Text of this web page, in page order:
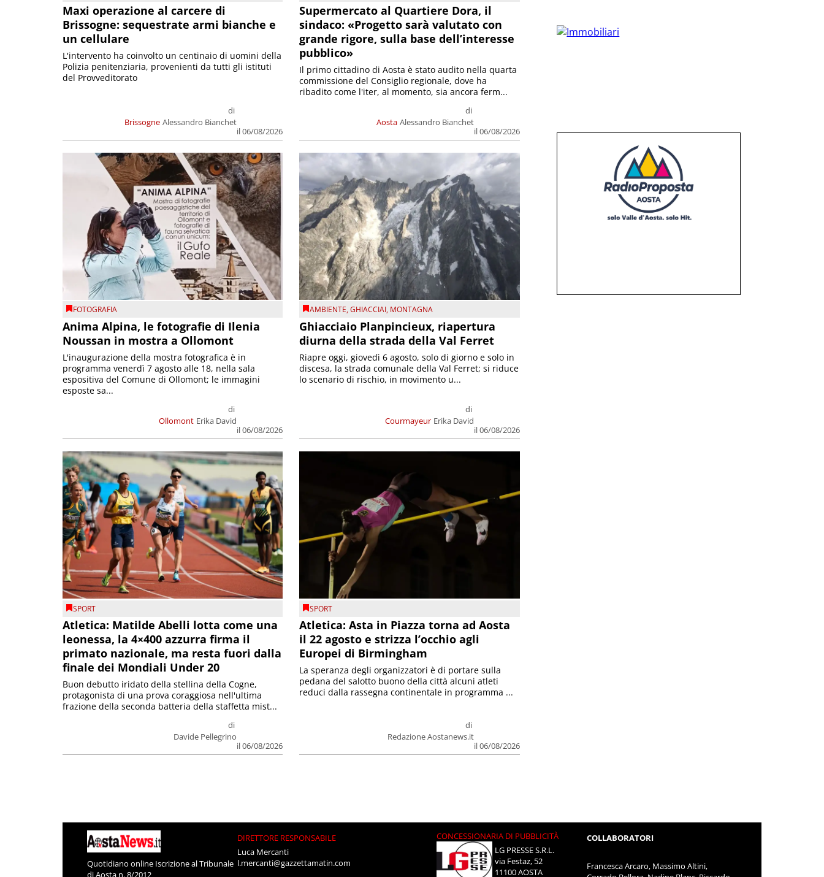
Maxi operazione al carcere di
Brissogne: sequestrate armi bianche e
un cellulare
Brissogne
di
Alessandro Bianchet
il 06/08/2026
L'intervento ha coinvolto un centinaio di uomini della
Polizia penitenziaria, provenienti da tutti gli istituti
del Provveditorato
Supermercato al Quartiere Dora, il
sindaco: «Progetto sarà valutato con
grande rigore, sulla base dell’interesse
pubblico»
Aosta
di
Alessandro Bianchet
il 06/08/2026
Il primo cittadino di Aosta è stato audito nella quarta
commissione del Consiglio regionale, dove ha
ribadito come l'iter, al momento, sia ancora ferm...
FOTOGRAFIA
Anima Alpina, le fotografie di Ilenia
Noussan in mostra a Ollomont
Ollomont
di
Erika David
il 06/08/2026
L'inaugurazione della mostra fotografica è in
programma venerdì 7 agosto alle 18, nella sala
espositiva del Comune di Ollomont; le immagini
esposte sa...
AMBIENTE,GHIACCIAI, MONTAGNA
Ghiacciaio Planpincieux, riapertura
diurna della strada della Val Ferret
Courmayeur
di
Erika David
il 06/08/2026
Riapre oggi, giovedì 6 agosto, solo di giorno e solo in
discesa, la strada comunale della Val Ferret; si riduce
lo scenario di rischio, in movimento u...
SPORT
Atletica: Matilde Abelli lotta come una
leonessa, la 4×400 azzurra firma il
primato nazionale, ma resta fuori dalla
finale dei Mondiali Under 20
di
Davide Pellegrino
il 06/08/2026
Buon debutto iridato della stellina della Cogne,
protagonista di una prova coraggiosa nell'ultima
frazione della seconda batteria della staffetta mist...
SPORT
Atletica: Asta in Piazza torna ad Aosta
il 22 agosto e strizza l’occhio agli
Europei di Birmingham
di
Redazione Aostanews.it
il 06/08/2026
La speranza degli organizzatori è di portare sulla
pedana del salotto buono della città alcuni atleti
reduci dalla rassegna continentale in programma ...
Quotidiano online Iscrizione al Tribunale
di Aosta n. 8/2012
DIRETTORE RESPONSABILE
Luca Mercanti
l.mercanti@gazzettamatin.com
CONCESSIONARIA DI PUBBLICITÀ
LG PRESSE S.R.L.
via Festaz, 52
11100 AOSTA
COLLABORATORI
Francesca Arcaro, Massimo Altini,